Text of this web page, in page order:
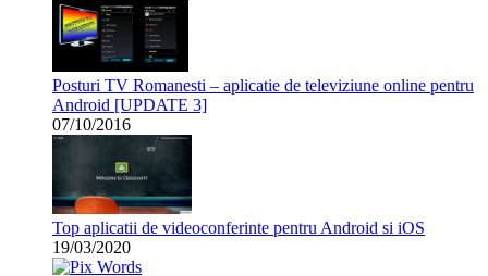
Posturi TV Romanesti – aplicatie de televiziune online pentru
Android [UPDATE 3]
07/10/2016
Top aplicatii de videoconferinte pentru Android si iOS
19/03/2020